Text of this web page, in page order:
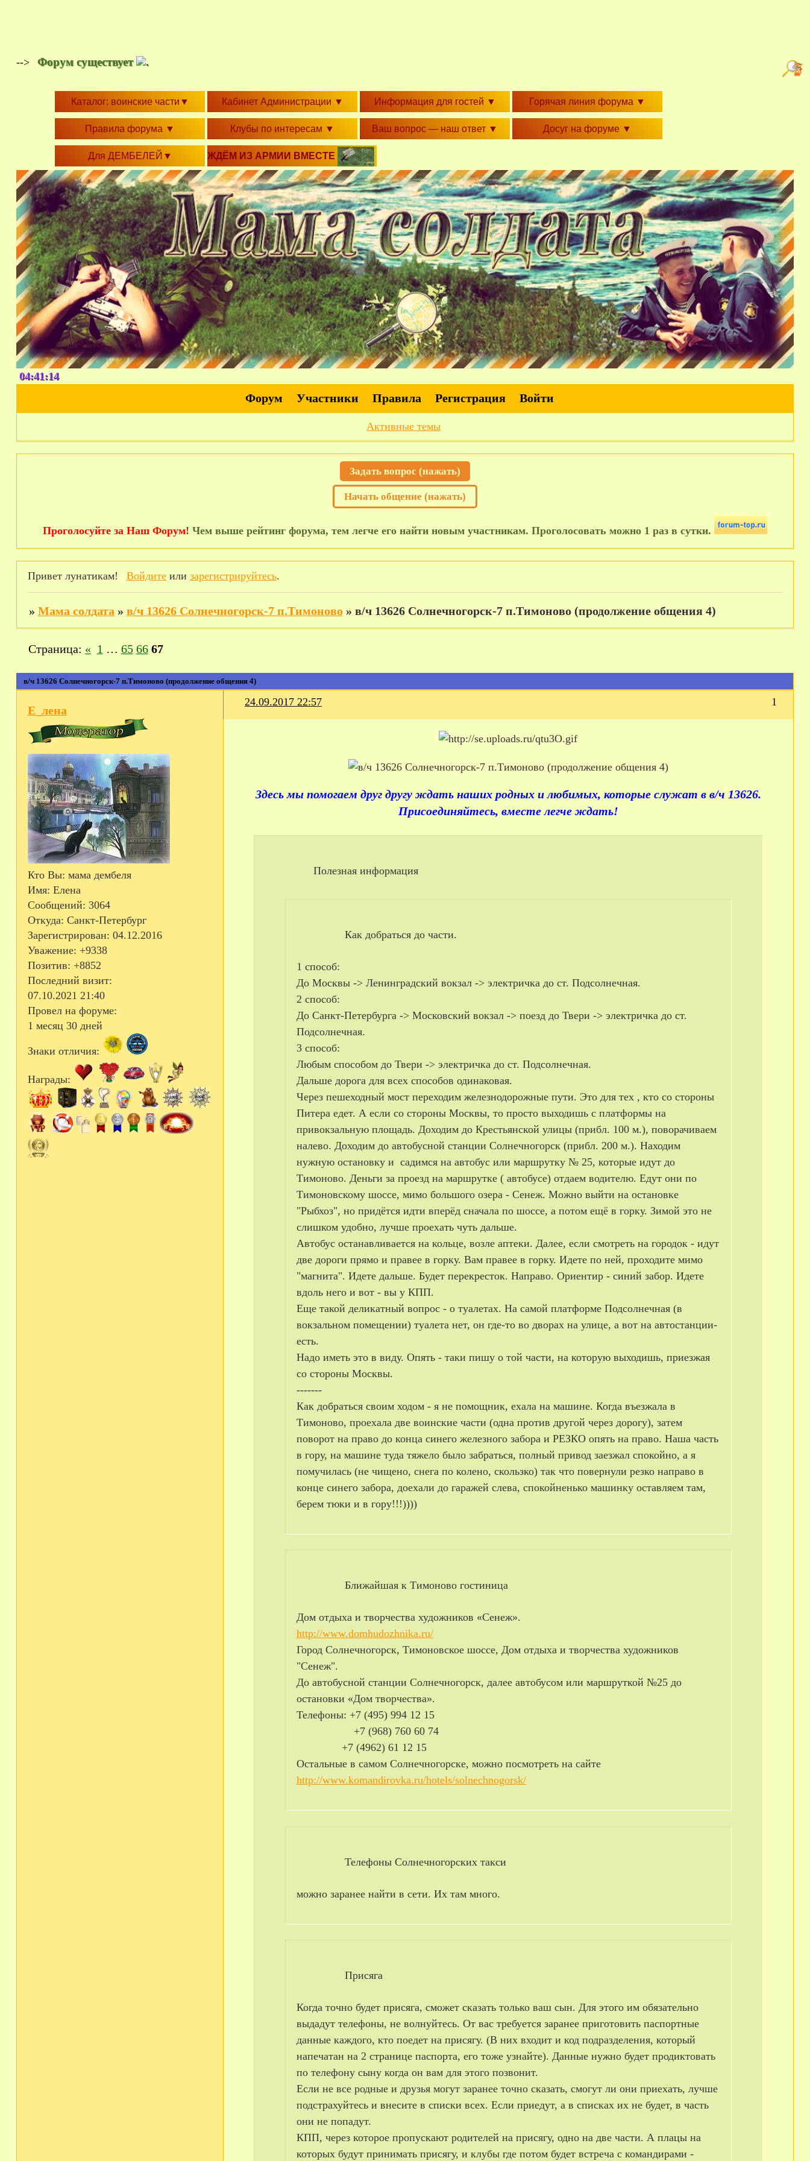
--> Форум существует .
Каталог: воинские части ▼ Кабинет Администрации ▼ Информация для гостей ▼ Горячая линия форума ▼
Правила форума ▼ Клубы по интересам ▼ Ваш вопрос — наш ответ ▼ Досуг на форуме ▼
Для ДЕМБЕЛЕЙ ▼ ЖДЁМ ИЗ АРМИИ ВМЕСТЕ
04:41:15
Форум Участники Правила Регистрация Войти
Активные темы
Задать вопрос (нажать)
Начать общение (нажать)
Проголосуйте за Наш Форум! Чем выше рейтинг форума, тем легче его найти новым участникам. Проголосовать можно 1 раз в сутки.
Привет лунатикам! Войдитеили зарегистрируйтесь.
» Мама солдата » в/ч 13626 Солнечногорск-7 п.Тимоново » в/ч 13626 Солнечногорск-7 п.Тимоново (продолжение общения 4)
в/ч 13626 Солнечногорск-7 п.Тимоново (продолжение общения 4)
Страница: « 1 … 65 66 67
1
24.09.2017 22:57
Е_лена
Кто Вы: мама дембеля
Имя: Елена
Сообщений: 3064
Откуда: Санкт-Петербург
Зарегистрирован: 04.12.2016
Уважение: +9338
Позитив: +8852
Последний визит:
07.10.2021 21:40
Провел на форуме:
1 месяц 30 дней
Знаки отличия:
Награды:
Здесь мы помогаем друг другу ждать наших родных и любимых, которые служат в в/ч 13626.
Присоединяйтесь, вместе легче ждать!
Полезная информация
Как добраться до части.
1 способ:
До Москвы -> Ленинградский вокзал -> электричка до ст. Подсолнечная.
2 способ:
До Санкт-Петербурга -> Московский вокзал -> поезд до Твери -> электричка до ст.
Подсолнечная.
3 способ:
Любым способом до Твери -> электричка до ст. Подсолнечная.
Дальше дорога для всех способов одинаковая.
Через пешеходный мост переходим железнодорожные пути. Это для тех , кто со стороны
Питера едет. А если со стороны Москвы, то просто выходишь с платформы на
привокзальную площадь. Доходим до Крестьянской улицы (прибл. 100 м.), поворачиваем
налево. Доходим до автобусной станции Солнечногорск (прибл. 200 м.). Находим
нужную остановку и садимся на автобус или маршрутку № 25, которые идут до
Тимоново. Деньги за проезд на маршрутке ( автобусе) отдаем водителю. Едут они по
Тимоновскому шоссе, мимо большого озера - Сенеж. Можно выйти на остановке
"Рыбхоз", но придётся идти вперёд сначала по шоссе, а потом ещё в горку. Зимой это не
слишком удобно, лучше проехать чуть дальше.
Автобус останавливается на кольце, возле аптеки. Далее, если смотреть на городок - идут
две дороги прямо и правее в горку. Вам правее в горку. Идете по ней, проходите мимо
"магнита". Идете дальше. Будет перекресток. Направо. Ориентир - синий забор. Идете
вдоль него и вот - вы у КПП.
Еще такой деликатный вопрос - о туалетах. На самой платформе Подсолнечная (в
вокзальном помещении) туалета нет, он где-то во дворах на улице, а вот на автостанции-
есть.
Надо иметь это в виду. Опять - таки пишу о той части, на которую выходишь, приезжая
со стороны Москвы.
-------
Как добраться своим ходом - я не помощник, ехала на машине. Когда въезжала в
Тимоново, проехала две воинские части (одна против другой через дорогу), затем
поворот на право до конца синего железного забора и РЕЗКО опять на право. Наша часть
в гору, на машине туда тяжело было забраться, полный привод заезжал спокойно, а я
помучилась (не чищено, снега по колено, скользко) так что повернули резко направо в
конце синего забора, доехали до гаражей слева, спокойненько машинку оставляем там,
берем тюки и в гору!!!))))
Ближайшая к Тимоново гостиница
Дом отдыха и творчества художников «Сенеж».
http://www.domhudozhnika.ru/
Город Солнечногорск, Тимоновское шоссе, Дом отдыха и творчества художников
"Сенеж".
До автобусной станции Солнечногорск, далее автобусом или маршруткой №25 до
остановки «Дом творчества».
Телефоны: +7 (495) 994 12 15
+7 (968) 760 60 74
+7 (4962) 61 12 15
Остальные в самом Солнечногорске, можно посмотреть на сайте
http://www.komandirovka.ru/hotels/solnechnogorsk/
Телефоны Солнечногорских такси
можно заранее найти в сети. Их там много.
Присяга
Когда точно будет присяга, сможет сказать только ваш сын. Для этого им обязательно
выдадут телефоны, не волнуйтесь. От вас требуется заранее приготовить паспортные
данные каждого, кто поедет на присягу. (В них входит и код подразделения, который
напечатан на 2 странице паспорта, его тоже узнайте). Данные нужно будет продиктовать
по телефону сыну когда он вам для этого позвонит.
Если не все родные и друзья могут заранее точно сказать, смогут ли они приехать, лучше
подстрахуйтесь и внесите в списки всех. Если приедут, а в списках их не будет, в часть
они не попадут.
КПП, через которое пропускают родителей на присягу, одно на две части. А плацы на
которых будут принимать присягу, и клубы где потом будет встреча с командирами -